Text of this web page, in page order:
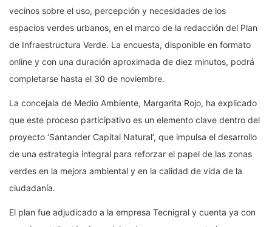
vecinos sobre el uso, percepción y necesidades de los
espacios verdes urbanos, en el marco de la redacción del Plan
de Infraestructura Verde. La encuesta, disponible en formato
online y con una duración aproximada de diez minutos, podrá
completarse hasta el 30 de noviembre.
La concejala de Medio Ambiente, Margarita Rojo, ha explicado
que este proceso participativo es un elemento clave dentro del
proyecto ‘Santander Capital Natural’, que impulsa el desarrollo
de una estrategia integral para reforzar el papel de las zonas
verdes en la mejora ambiental y en la calidad de vida de la
ciudadanía.
El plan fue adjudicado a la empresa Tecnigral y cuenta ya con